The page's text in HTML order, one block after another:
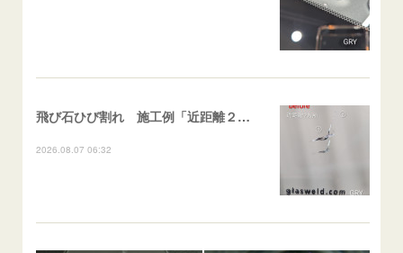
飛び石ひび割れ 施工例「近距離２箇所・パーシャル系+ストレート系」CX-8
2026.08.07 06:32